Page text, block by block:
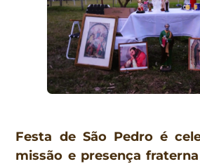
Festa de São Pedro é
missão e presença